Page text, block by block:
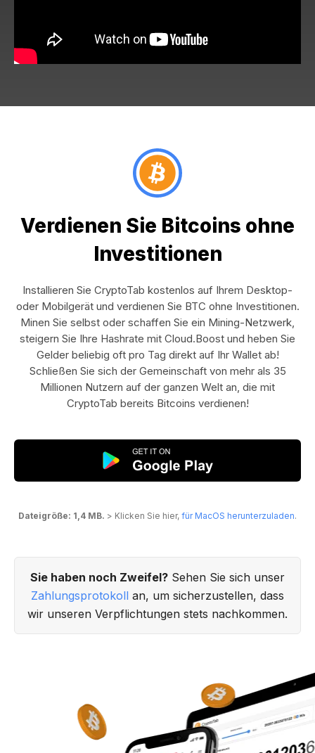
Verdienen Sie Bitcoins ohne
Investitionen
Installieren Sie CryptoTab kostenlos auf Ihrem Desktop-
oder Mobilgerät und verdienen Sie BTC ohne Investitionen.
Minen Sie selbst oder schaffen Sie ein Mining-Netzwerk,
steigern Sie Ihre Hashrate mit Cloud.Boost und heben Sie
Gelder beliebig oft pro Tag direkt auf Ihr Wallet ab!
Schließen Sie sich der Gemeinschaft von mehr als 35
Millionen Nutzern auf der ganzen Welt an, die mit
CryptoTab bereits Bitcoins verdienen!
Dateigröße: 1,4 MB. > Klicken Sie hier, für MacOS herunterzuladen.
Sie haben noch Zweifel? Sehen Sie sich unser
Zahlungsprotokoll an, um sicherzustellen, dass
wir unseren Verpflichtungen stets nachkommen.